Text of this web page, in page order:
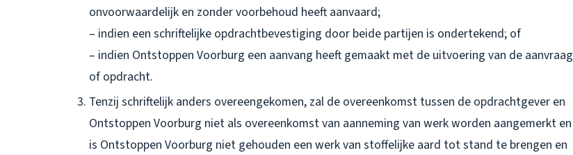
onvoorwaardelijk en zonder voorbehoud heeft aanvaard;
– indien een schriftelijke opdrachtbevestiging door beide partijen is ondertekend; of
– indien Ontstoppen Voorburg een aanvang heeft gemaakt met de uitvoering van de aanvraag
of opdracht.
Tenzij schriftelijk anders overeengekomen, zal de overeenkomst tussen de opdrachtgever en
Ontstoppen Voorburg niet als overeenkomst van aanneming van werk worden aangemerkt en
is Ontstoppen Voorburg niet gehouden een werk van stoffelijke aard tot stand te brengen en